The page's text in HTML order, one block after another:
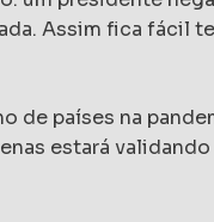
Assim fica fácil
de países na
estará